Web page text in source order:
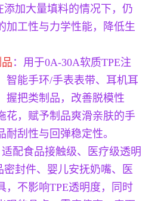
添加大量填料的情况下，仍
加工性与力学性能，降低生
：用于0A-30A软质TPE注
智能手环/手表表带、耳机耳
握把类制品，改善脱模性
花，赋予制品爽滑亲肤的手
耐刮性与回弹稳定性。
适配食品接触级、医疗级透明
密封件、婴儿安抚奶嘴、医
，不影响TPE透明度，同时